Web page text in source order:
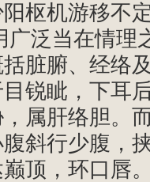
枢机游移不
广泛当在情理
脏腑、经络
锐眦，下耳
属肝络胆。
斜行少腹，
顶，环口唇